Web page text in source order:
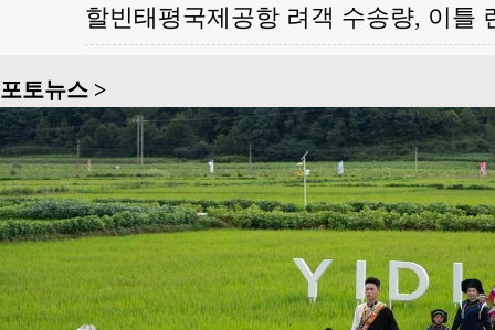
세계관, 인생
문제를 중점
잘 지키며 자
고 당중앙과
앙의 권위를
0.4%포인트
산총액이 국
면서 해양경
졌다"고 밝혔
가된 해양·섬
승인된 해양·
르에 달했다.
넘어섰으며
산업의 해양
장했다.
할빈태평국제공항 려객 수송량, 이틀
포토뉴스 >